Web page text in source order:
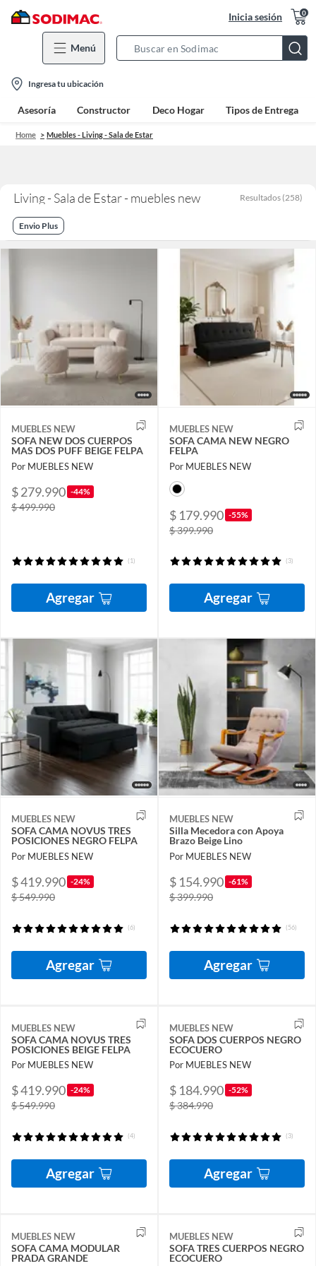
Inicia sesión 0
Menú
Bar
location-
icon
Ingresa tu ubicación
Asesoría Constructor Deco Hogar Tipos de Entrega
Home Muebles - Living - Sala de Estar
Living - Sala de Estar - muebles new Resultados (258)
Envio Plus
MUEBLES NEW
SOFA NEW DOS CUERPOS
MAS DOS PUFF BEIGE FELPA
Por MUEBLES NEW
$ 279.990 -44%
$ 499.990
(1)
Agregar
MUEBLES NEW
SOFA CAMA NEW NEGRO
FELPA
Por MUEBLES NEW
$ 179.990 -55%
$ 399.990
(3)
Agregar
MUEBLES NEW
SOFA CAMA NOVUS TRES
POSICIONES NEGRO FELPA
Por MUEBLES NEW
$ 419.990 -24%
$ 549.990
(6)
Agregar
MUEBLES NEW
Silla Mecedora con Apoya
Brazo Beige Lino
Por MUEBLES NEW
$ 154.990 -61%
$ 399.990
(56)
Agregar
MUEBLES NEW
SOFA CAMA NOVUS TRES
POSICIONES BEIGE FELPA
Por MUEBLES NEW
$ 419.990 -24%
$ 549.990
(4)
Agregar
MUEBLES NEW
SOFA DOS CUERPOS NEGRO
ECOCUERO
Por MUEBLES NEW
$ 184.990 -52%
$ 384.990
(3)
Agregar
MUEBLES NEW
SOFA CAMA MODULAR
PRADA GRANDE
MUEBLES NEW
SOFA TRES CUERPOS NEGRO
ECOCUERO